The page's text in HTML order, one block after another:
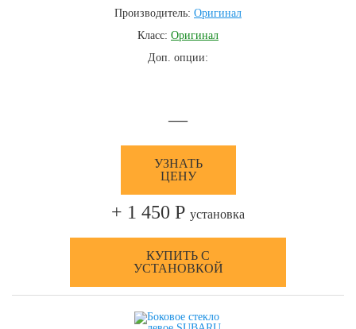
Производитель: Оригинал
Класс: Оригинал
Доп. опции:
—
УЗНАТЬ
ЦЕНУ
+ 1 450 Р установка
КУПИТЬ С
УСТАНОВКОЙ